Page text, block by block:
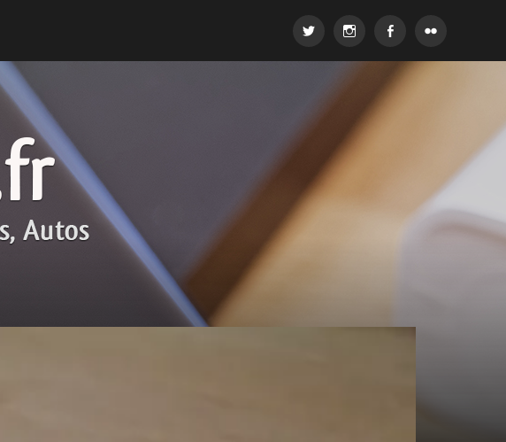
Twitter InstagramFacebook